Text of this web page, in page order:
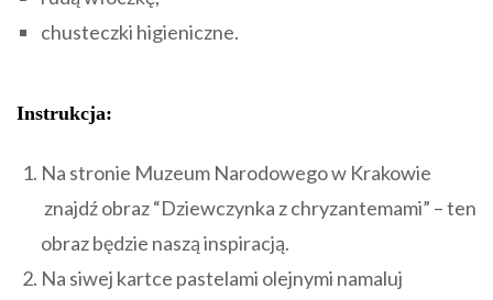
chusteczki higieniczne.
Instrukcja:
Na stronie Muzeum Narodowego w Krakowie
znajdź obraz “Dziewczynka z chryzantemami” – ten
obraz będzie naszą inspiracją.
Na siwej kartce pastelami olejnymi namaluj